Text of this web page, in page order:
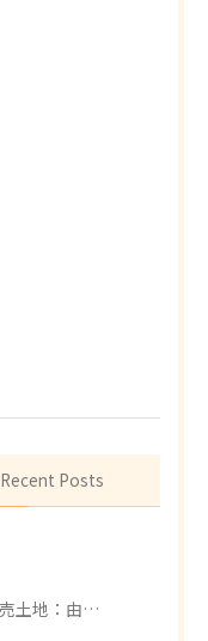
Recent Posts
売土地：由良町中